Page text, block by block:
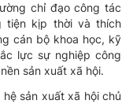
chỉ đạo công tác
tiện kịp thời và thích
cán bộ khoa học, kỹ
lực sự nghiệp công
sản xuất xã hội.
sản xuất xã hội chủ